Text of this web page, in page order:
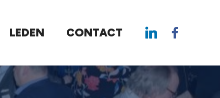
LEDEN CONTACT